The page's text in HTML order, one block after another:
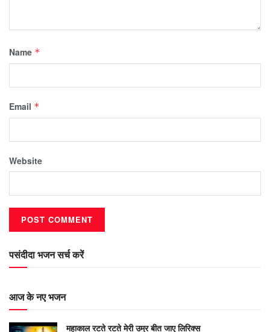
Name *
Email *
Website
पसंदीदा भजन सर्च करें
आज के नए भजन
महाकाल रटते रटते मेरी उम्र बीत जाए लिरिक्स